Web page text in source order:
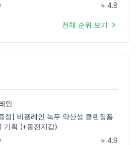
⭐ 4.8
전체 순위 보기
인
정] 비플레인 녹두 약산성 클렌징폼
기획 (+동전지갑)
⭐ 4.9